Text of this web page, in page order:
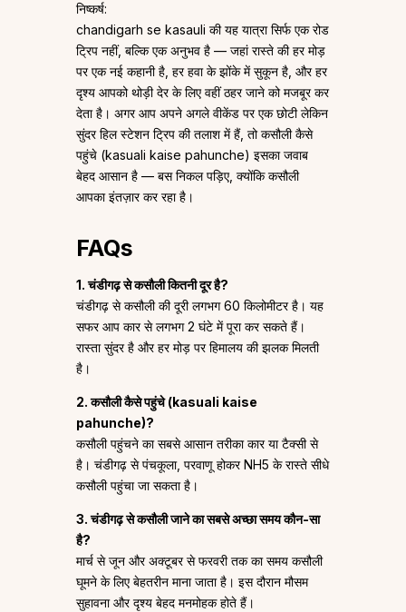
निष्कर्ष:
chandigarh se kasauli की यह यात्रा सिर्फ एक रोड
ट्रिप नहीं, बल्कि एक अनुभव है — जहां रास्ते की हर मोड़
पर एक नई कहानी है, हर हवा के झोंके में सुकून है, और हर
दृश्य आपको थोड़ी देर के लिए वहीं ठहर जाने को मजबूर कर
देता है। अगर आप अपने अगले वीकेंड पर एक छोटी लेकिन
सुंदर हिल स्टेशन ट्रिप की तलाश में हैं, तो कसौली कैसे
पहुंचे (kasuali kaise pahunche) इसका जवाब
बेहद आसान है — बस निकल पड़िए, क्योंकि कसौली
आपका इंतज़ार कर रहा है।
FAQs
1. चंडीगढ़ से कसौली कितनी दूर है?
चंडीगढ़ से कसौली की दूरी लगभग 60 किलोमीटर है। यह
सफर आप कार से लगभग 2 घंटे में पूरा कर सकते हैं।
रास्ता सुंदर है और हर मोड़ पर हिमालय की झलक मिलती
है।
2. कसौली कैसे पहुंचे (kasuali kaise
pahunche)?
कसौली पहुंचने का सबसे आसान तरीका कार या टैक्सी से
है। चंडीगढ़ से पंचकूला, परवाणू होकर NH5 के रास्ते सीधे
कसौली पहुंचा जा सकता है।
3. चंडीगढ़ से कसौली जाने का सबसे अच्छा समय कौन-सा
है?
मार्च से जून और अक्टूबर से फरवरी तक का समय कसौली
घूमने के लिए बेहतरीन माना जाता है। इस दौरान मौसम
सुहावना और दृश्य बेहद मनमोहक होते हैं।